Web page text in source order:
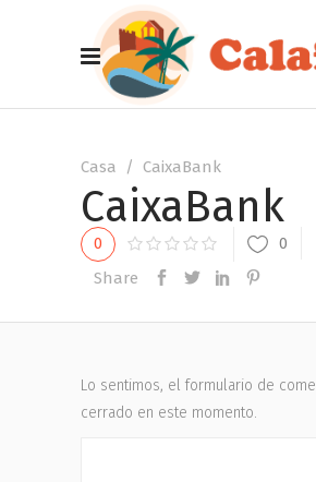
Casa / CaixaBank
CaixaBank
0 0
Share
Lo sentimos, el formulario de
cerrado en este momento.